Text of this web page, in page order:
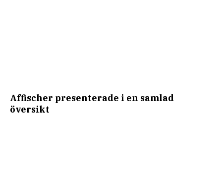
Affischer presenterade i en samlad
översikt